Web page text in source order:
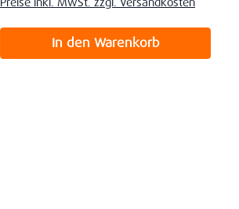
In den Warenkorb